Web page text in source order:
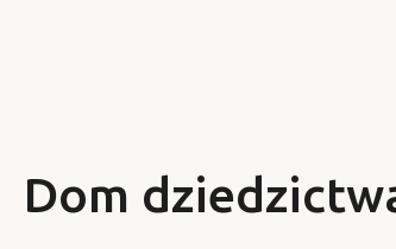
Dom